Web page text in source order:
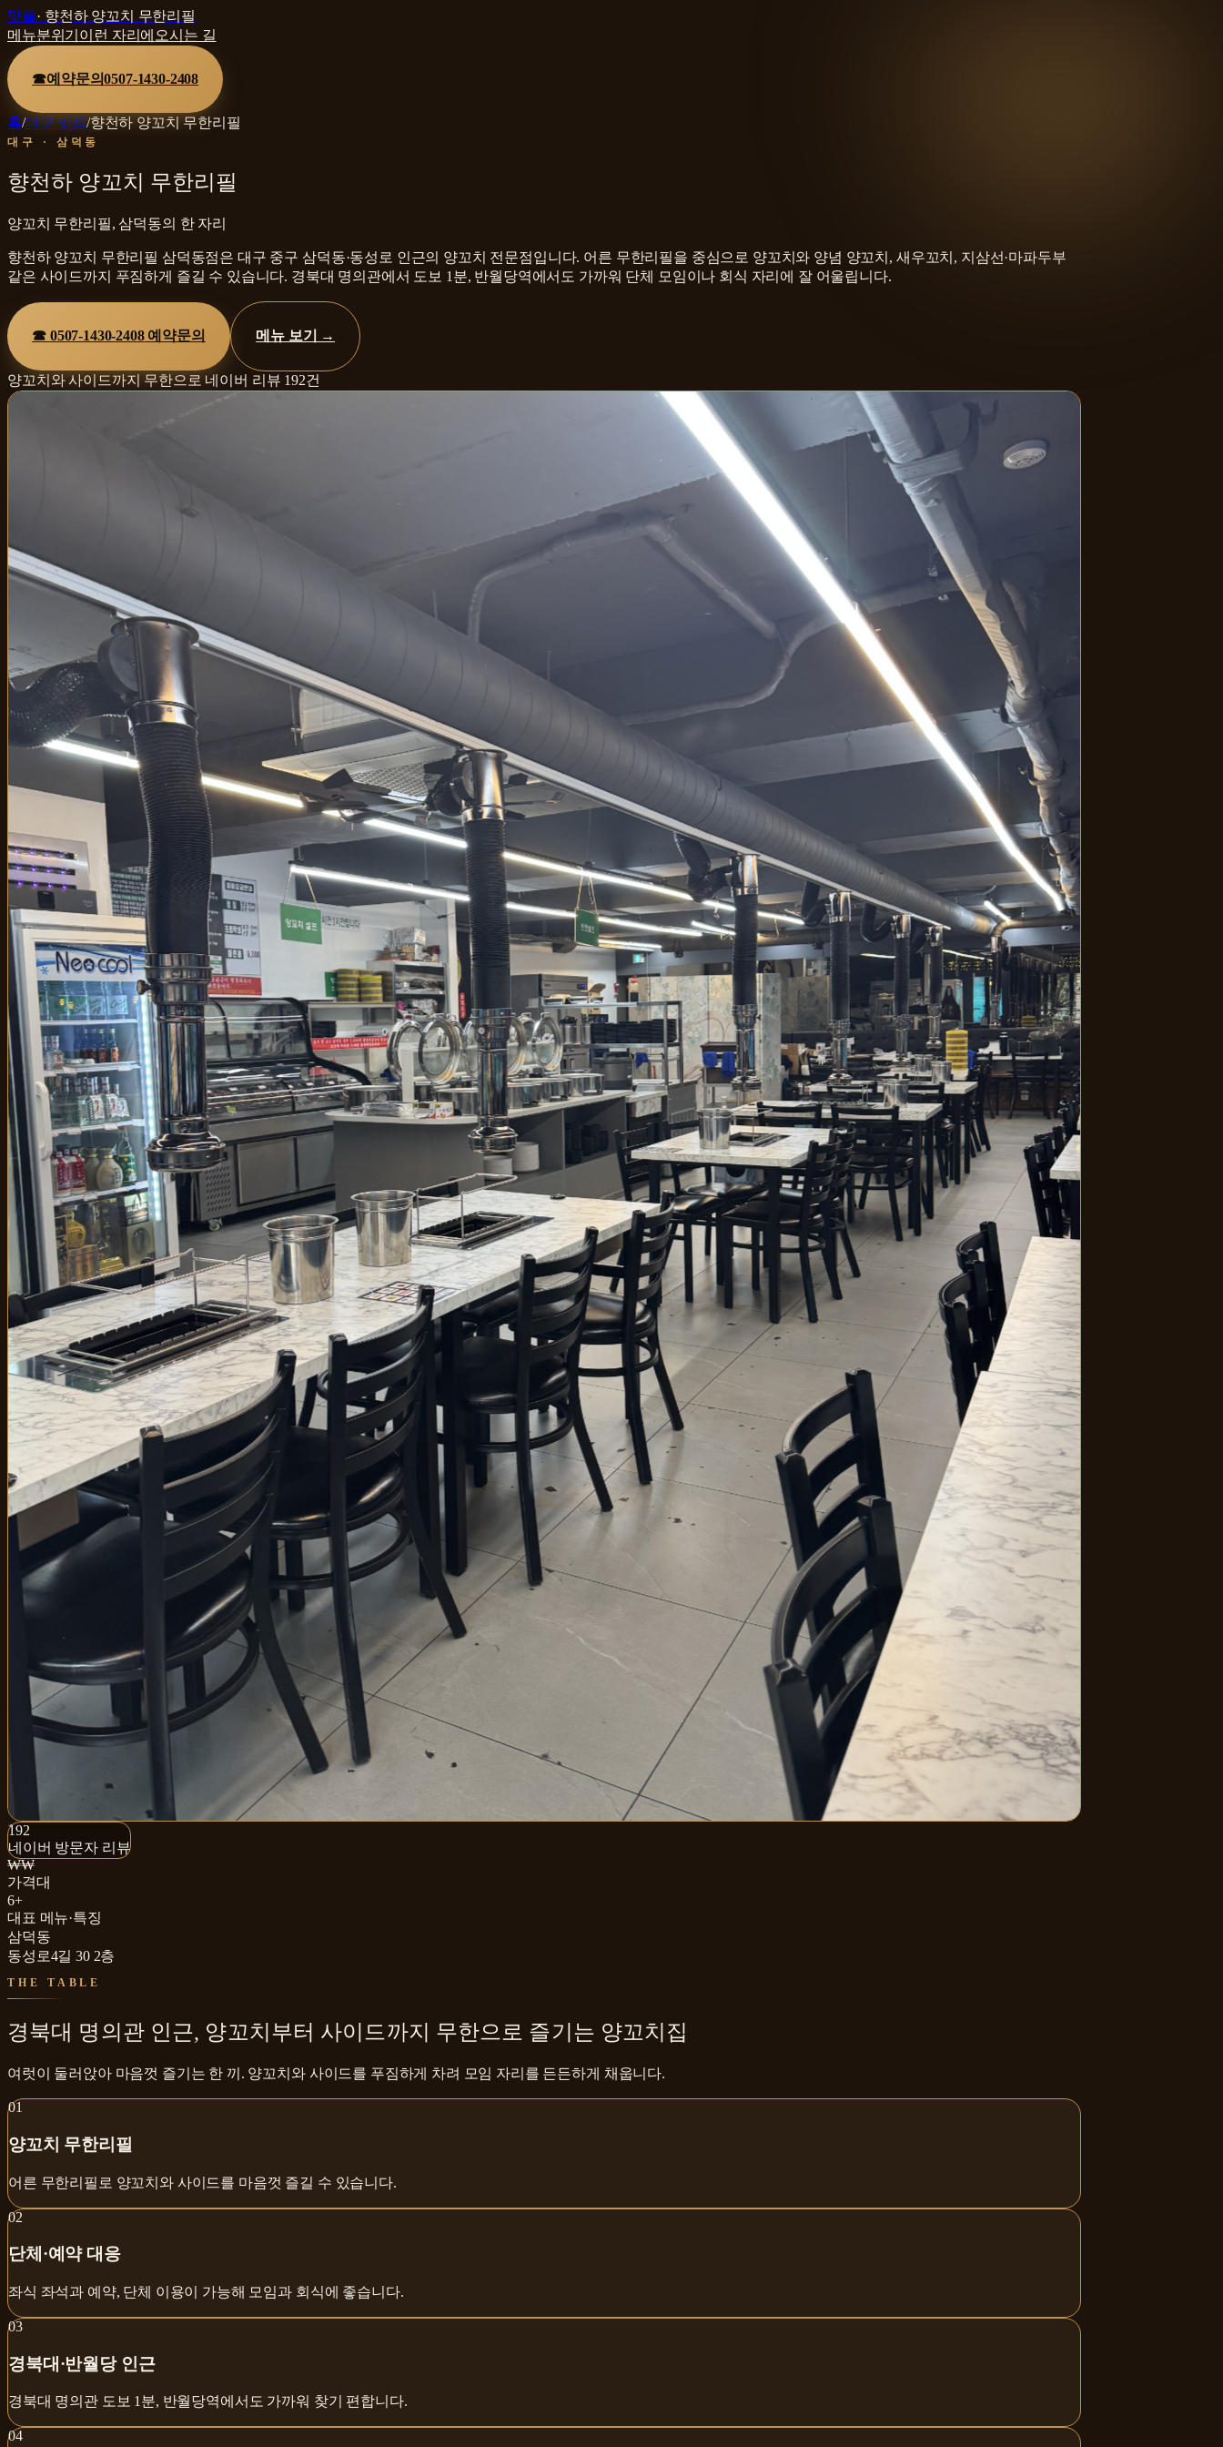
맛플· 향천하 양꼬치 무한리필
메뉴분위기 이런 자리에 오시는 길
☎예약문의0507-1430-2408
홈/대구 맛집/향천하 양꼬치 무한리필
대구 · 삼덕동
향천하 양꼬치 무한리필
양꼬치 무한리필, 삼덕동의 한 자리
향천하 양꼬치 무한리필 삼덕동점은 대구 중구 삼덕동·동성로 인근의 양꼬치 전문점입니다. 어른 무한리필을 중심으로 양꼬치와 양념 양꼬치, 새우꼬치, 지삼선·마파두부
같은 사이드까지 푸짐하게 즐길 수 있습니다. 경북대 명의관에서 도보 1분, 반월당역에서도 가까워 단체 모임이나 회식 자리에 잘 어울립니다.
☎ 0507-1430-2408예약문의 메뉴 보기 →
양꼬치와 사이드까지 무한으로 네이버 리뷰 192건
192
네이버 방문자 리뷰
192+
네이버 방문자 리뷰
₩₩
가격대
6+
대표 메뉴·특징
삼덕동
동성로4길 30 2층
THE TABLE
경북대 명의관 인근, 양꼬치부터 사이드까지 무한으로 즐기는 양꼬치집
여럿이 둘러앉아 마음껏 즐기는 한 끼. 양꼬치와 사이드를 푸짐하게 차려 모임 자리를 든든하게 채웁니다.
01
양꼬치 무한리필
어른 무한리필로 양꼬치와 사이드를 마음껏 즐길 수 있습니다.
02
단체·예약 대응
좌식 좌석과 예약, 단체 이용이 가능해 모임과 회식에 좋습니다.
03
경북대·반월당 인근
경북대 명의관 도보 1분, 반월당역에서도 가까워 찾기 편합니다.
04